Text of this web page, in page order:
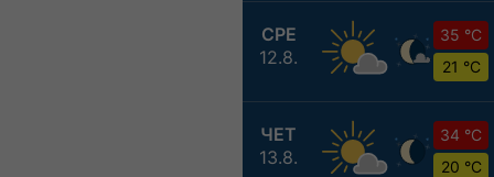
СРЕ
12.8.
35 °C
21 °C
ЧЕТ
13.8.
34 °C
20 °C